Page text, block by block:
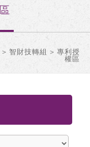
> 智財技轉組 > 專利授
權區